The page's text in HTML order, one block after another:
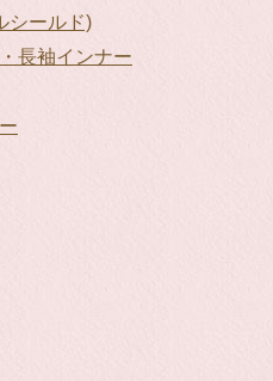
シールド)
長袖インナー